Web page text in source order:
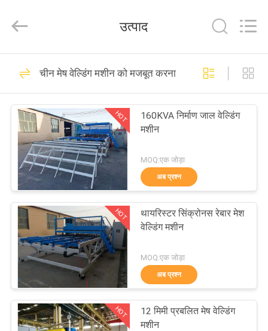
उत्पादों
वीआर
हमारे
बारे
कारखाना
भ्रमण
Mesh
Products
All
Reserved.
वायर मेष वेल्डिंग मशीन
101
मेष वेल्डिंग मशीन को
मजबूत करना
70
उत्पाद
चीन मेष वेल्डिंग मशीन को मजबूत करना
HOT
160KVA निर्माण जाल वेल्डिंग
मशीन
MOQ:एक जोड़ा
अब प्रश्न
HOT
थायरिस्टर सिंक्रोनस रेबार मेश
वेल्डिंग मशीन
MOQ:एक जोड़ा
अब प्रश्न
HOT
12 मिमी प्रबलित मेष वेल्डिंग
मशीन